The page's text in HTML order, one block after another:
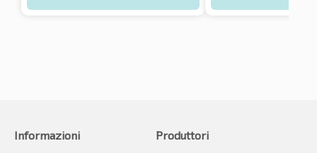
Informazioni
Produttori